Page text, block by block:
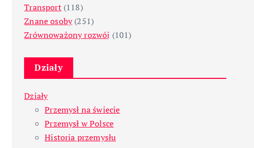
Transport(118)
Znane osoby(251)
Zrównoważony rozwój (101)
Działy
Działy
Przemysł na świecie
Przemysł w Polsce
Historia przemysłu